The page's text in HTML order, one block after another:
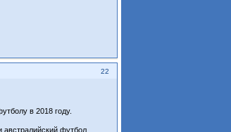
22
в 2018 году.
австралийский футбол